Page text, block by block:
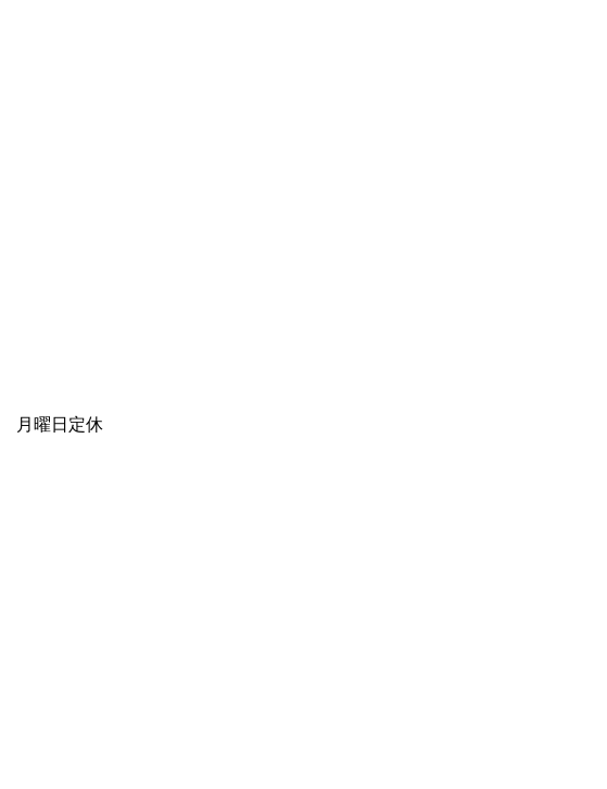
月曜日定休